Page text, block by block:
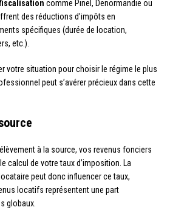
comme Pinel, Denormandie ou
des réductions d’impôts en
spécifiques (durée de location,
etc.).
votre situation pour choisir le régime le plus
peut s’avérer précieux dans cette
à la source, vos revenus fonciers
calcul de votre taux d’imposition. La
peut donc influencer ce taux,
locatifs représentent une part
globaux.